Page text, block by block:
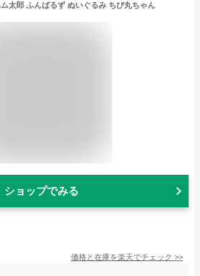
太郎 ふんばるず ぬいぐるみ ちび丸ちゃん
ショップでみる
価格と在庫を楽天でチェック >>